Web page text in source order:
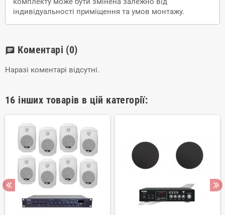
індивідуальності приміщення та умов монтажу.
chat Коментарі (0)
Наразі коментарі відсутні.
16 інших товарів в цій категорії: